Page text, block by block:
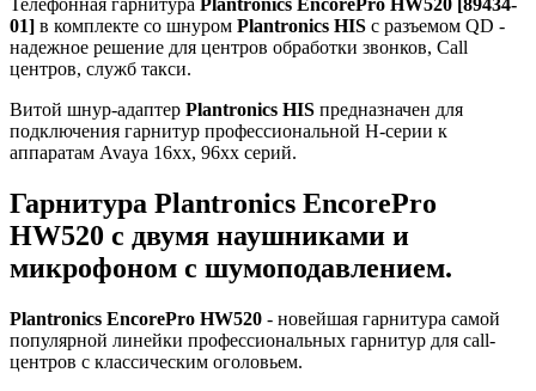
Телефонная гарнитура Plantronics EncorePro HW520 [89434-
01] в комплекте со шнуром Plantronics HIS с разъемом QD -
надежное решение для центров обработки звонков, Call
центров, служб такси.
Витой шнур-адаптер Plantronics HIS предназначен для
подключения гарнитур профессиональной Н-серии к
аппаратам Avaya 16xx, 96xx серий.
Гарнитура Plantronics EncorePro
HW520 с двумя наушниками и
микрофоном с шумоподавлением.
Plantronics EncorePro HW520 - новейшая гарнитура самой
популярной линейки профессиональных гарнитур для call-
центров с классическим оголовьем.